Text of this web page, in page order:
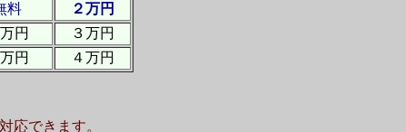
料
２万円
円
３万円
円 ４万円
応できます。